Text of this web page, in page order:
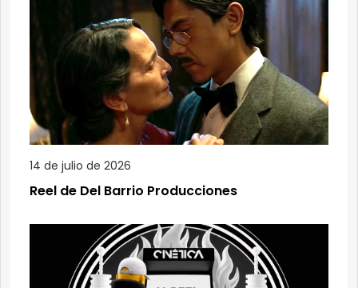
14 de julio de 2026
Reel de Del Barrio Producciones